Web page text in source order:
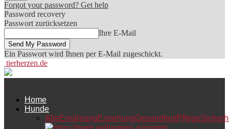
Forgot your password? Get help
Password recovery
Passwort zurücksetzen
Ihre E-Mail
Ein Passwort wird Ihnen per E-Mail zugeschickt.
tierherzen.de
Home
Hunde
Alle Ernährung ErziehungGesundheitPflege